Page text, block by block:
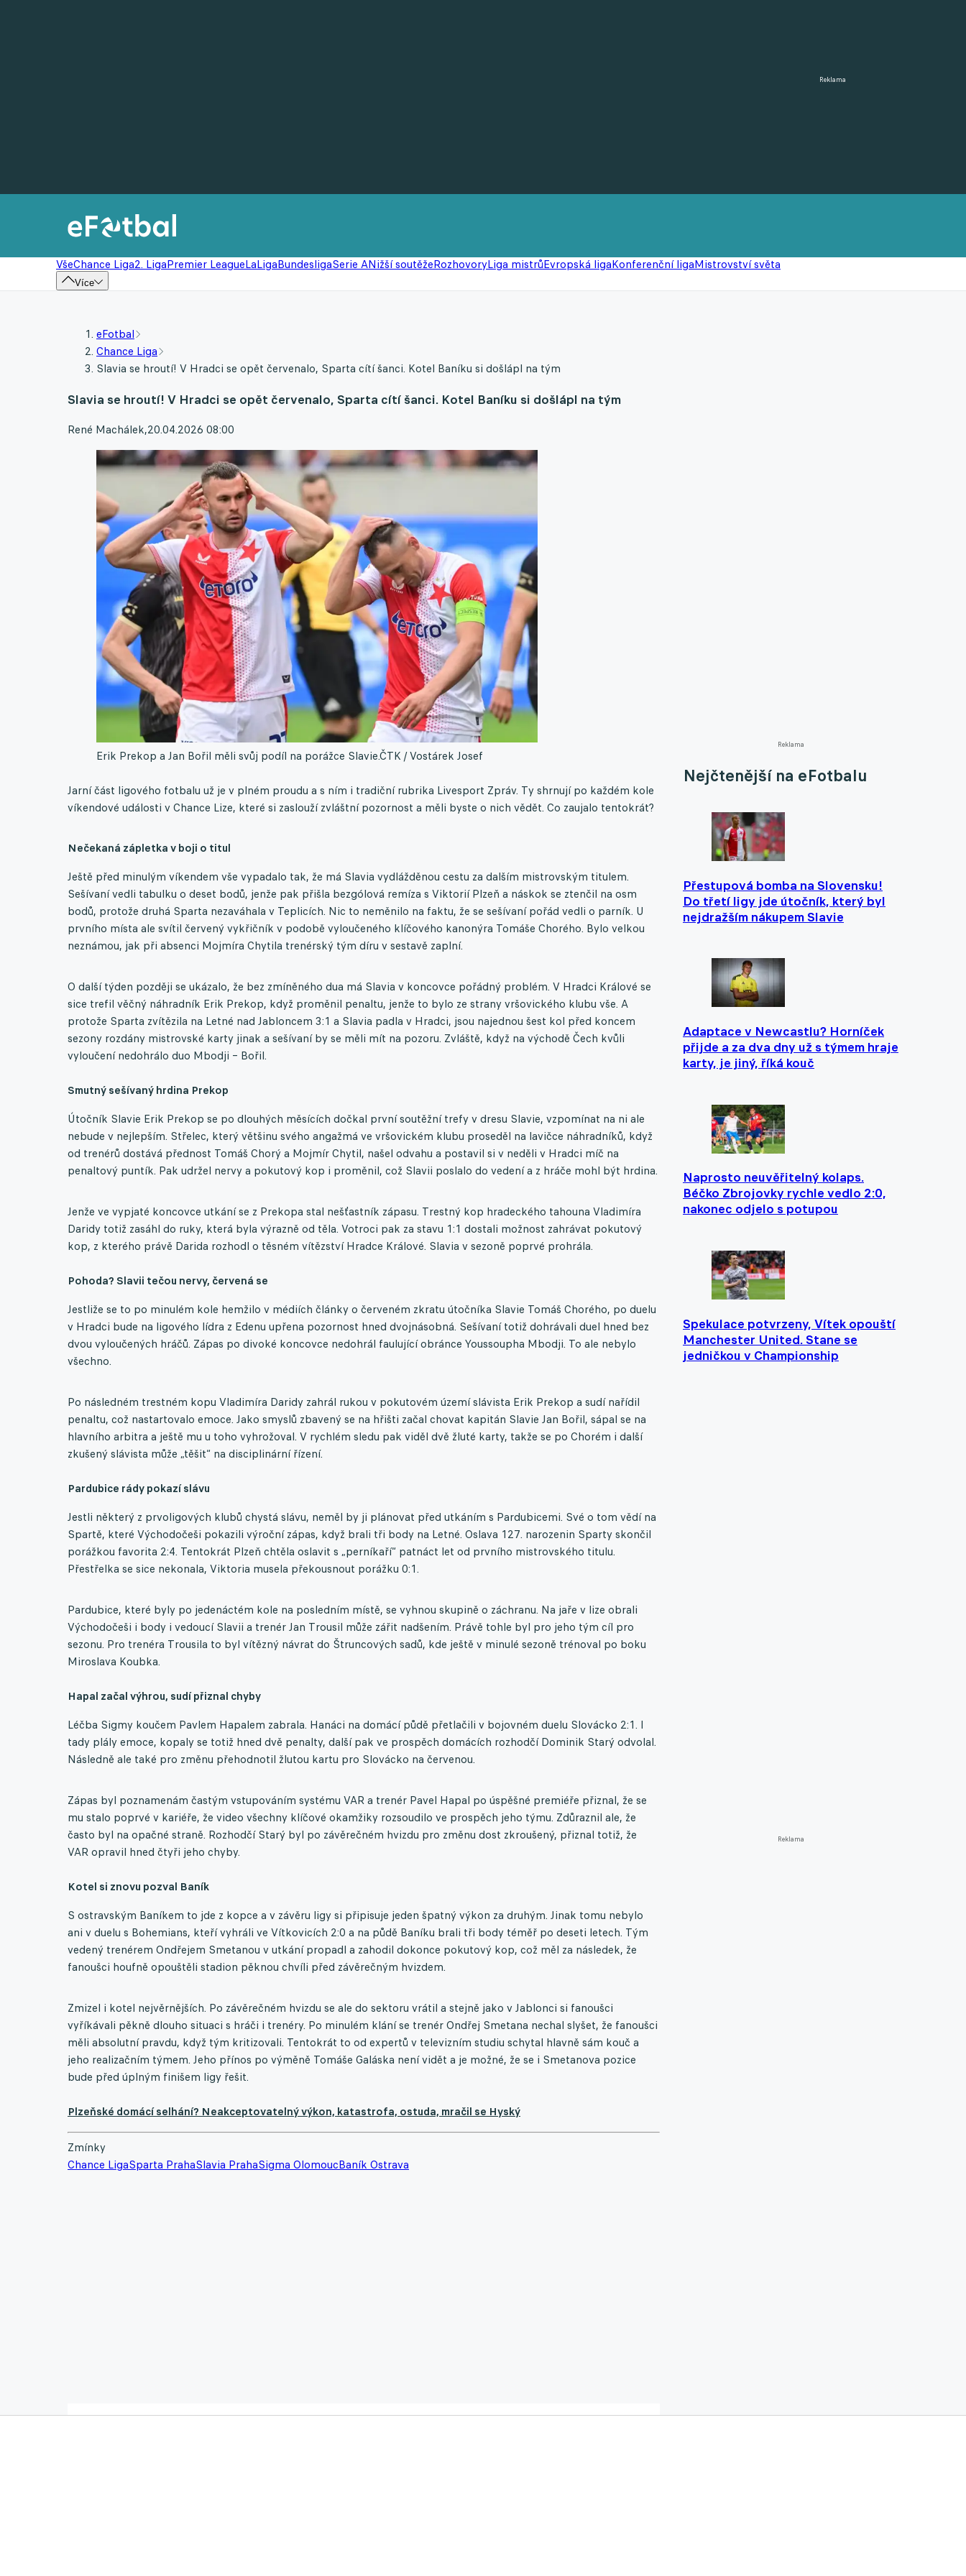
Reklama
VšeChance Liga2. LigaPremier LeagueLaLigaBundesligaSerie ANižší soutěžeRozhovoryLiga mistrůEvropská ligaKonferenční ligaMistrovství světa
Více
Reklama
Nejčtenější na eFotbalu
Přestupová bomba na Slovensku!
Do třetí ligy jde útočník, který byl
nejdražším nákupem Slavie
Adaptace v Newcastlu? Horníček
přijde a za dva dny už s týmem hraje
karty, je jiný, říká kouč
Naprosto neuvěřitelný kolaps.
Béčko Zbrojovky rychle vedlo 2:0,
nakonec odjelo s potupou
Spekulace potvrzeny, Vítek opouští
Manchester United. Stane se
jedničkou v Championship
Reklama
eFotbal
Chance Liga
Slavia se hroutí! V Hradci se opět červenalo, Sparta cítí šanci. Kotel Baníku si došlápl na tým
Slavia se hroutí! V Hradci se opět červenalo, Sparta cítí šanci. Kotel Baníku si došlápl na tým
René Machálek,20.04.2026 08:00
Erik Prekop a Jan Bořil měli svůj podíl na porážce Slavie.ČTK / Vostárek Josef
Jarní část ligového fotbalu už je v plném proudu a s ním i tradiční rubrika Livesport Zpráv. Ty shrnují po každém kole
víkendové události v Chance Lize, které si zaslouží zvláštní pozornost a měli byste o nich vědět. Co zaujalo tentokrát?
Nečekaná zápletka v boji o titul
Ještě před minulým víkendem vše vypadalo tak, že má Slavia vydlážděnou cestu za dalším mistrovským titulem.
Sešívaní vedli tabulku o deset bodů, jenže pak přišla bezgólová remíza s Viktorií Plzeň a náskok se ztenčil na osm
bodů, protože druhá Sparta nezaváhala v Teplicích. Nic to neměnilo na faktu, že se sešívaní pořád vedli o parník. U
prvního místa ale svítil červený vykřičník v podobě vyloučeného klíčového kanonýra Tomáše Chorého. Bylo velkou
neznámou, jak při absenci Mojmíra Chytila trenérský tým díru v sestavě zaplní.
O další týden později se ukázalo, že bez zmíněného dua má Slavia v koncovce pořádný problém. V Hradci Králové se
sice trefil věčný náhradník Erik Prekop, když proměnil penaltu, jenže to bylo ze strany vršovického klubu vše. A
protože Sparta zvítězila na Letné nad Jabloncem 3:1 a Slavia padla v Hradci, jsou najednou šest kol před koncem
sezony rozdány mistrovské karty jinak a sešívaní by se měli mít na pozoru. Zvláště, když na východě Čech kvůli
vyloučení nedohrálo duo Mbodji – Bořil.
Smutný sešívaný hrdina Prekop
Útočník Slavie Erik Prekop se po dlouhých měsících dočkal první soutěžní trefy v dresu Slavie, vzpomínat na ni ale
nebude v nejlepším. Střelec, který většinu svého angažmá ve vršovickém klubu proseděl na lavičce náhradníků, když
od trenérů dostává přednost Tomáš Chorý a Mojmír Chytil, našel odvahu a postavil si v neděli v Hradci míč na
penaltový puntík. Pak udržel nervy a pokutový kop i proměnil, což Slavii poslalo do vedení a z hráče mohl být hrdina.
Jenže ve vypjaté koncovce utkání se z Prekopa stal nešťastník zápasu. Trestný kop hradeckého tahouna Vladimíra
Daridy totiž zasáhl do ruky, která byla výrazně od těla. Votroci pak za stavu 1:1 dostali možnost zahrávat pokutový
kop, z kterého právě Darida rozhodl o těsném vítězství Hradce Králové. Slavia v sezoně poprvé prohrála.
Pohoda? Slavii tečou nervy, červená se
Jestliže se to po minulém kole hemžilo v médiích články o červeném zkratu útočníka Slavie Tomáš Chorého, po duelu
v Hradci bude na ligového lídra z Edenu upřena pozornost hned dvojnásobná. Sešívaní totiž dohrávali duel hned bez
dvou vyloučených hráčů. Zápas po divoké koncovce nedohrál faulující obránce Youssoupha Mbodji. To ale nebylo
všechno.
Po následném trestném kopu Vladimíra Daridy zahrál rukou v pokutovém území slávista Erik Prekop a sudí nařídil
penaltu, což nastartovalo emoce. Jako smyslů zbavený se na hřišti začal chovat kapitán Slavie Jan Bořil, sápal se na
hlavního arbitra a ještě mu u toho vyhrožoval. V rychlém sledu pak viděl dvě žluté karty, takže se po Chorém i další
zkušený slávista může „těšit“ na disciplinární řízení.
Pardubice rády pokazí slávu
Jestli některý z prvoligových klubů chystá slávu, neměl by ji plánovat před utkáním s Pardubicemi. Své o tom vědí na
Spartě, které Východočeši pokazili výroční zápas, když brali tři body na Letné. Oslava 127. narozenin Sparty skončil
porážkou favorita 2:4. Tentokrát Plzeň chtěla oslavit s „perníkaří“ patnáct let od prvního mistrovského titulu.
Přestřelka se sice nekonala, Viktoria musela překousnout porážku 0:1.
Pardubice, které byly po jedenáctém kole na posledním místě, se vyhnou skupině o záchranu. Na jaře v lize obrali
Východočeši i body i vedoucí Slavii a trenér Jan Trousil může zářit nadšením. Právě tohle byl pro jeho tým cíl pro
sezonu. Pro trenéra Trousila to byl vítězný návrat do Štruncových sadů, kde ještě v minulé sezoně trénoval po boku
Miroslava Koubka.
Hapal začal výhrou, sudí přiznal chyby
Léčba Sigmy koučem Pavlem Hapalem zabrala. Hanáci na domácí půdě přetlačili v bojovném duelu Slovácko 2:1. I
tady plály emoce, kopaly se totiž hned dvě penalty, další pak ve prospěch domácích rozhodčí Dominik Starý odvolal.
Následně ale také pro změnu přehodnotil žlutou kartu pro Slovácko na červenou.
Zápas byl poznamenám častým vstupováním systému VAR a trenér Pavel Hapal po úspěšné premiéře přiznal, že se
mu stalo poprvé v kariéře, že video všechny klíčové okamžiky rozsoudilo ve prospěch jeho týmu. Zdůraznil ale, že
často byl na opačné straně. Rozhodčí Starý byl po závěrečném hvizdu pro změnu dost zkroušený, přiznal totiž, že
VAR opravil hned čtyři jeho chyby.
Kotel si znovu pozval Baník
S ostravským Baníkem to jde z kopce a v závěru ligy si připisuje jeden špatný výkon za druhým. Jinak tomu nebylo
ani v duelu s Bohemians, kteří vyhráli ve Vítkovicích 2:0 a na půdě Baníku brali tři body téměř po deseti letech. Tým
vedený trenérem Ondřejem Smetanou v utkání propadl a zahodil dokonce pokutový kop, což měl za následek, že
fanoušci houfně opouštěli stadion pěknou chvíli před závěrečným hvizdem.
Zmizel i kotel nejvěrnějších. Po závěrečném hvizdu se ale do sektoru vrátil a stejně jako v Jablonci si fanoušci
vyříkávali pěkně dlouho situaci s hráči i trenéry. Po minulém klání se trenér Ondřej Smetana nechal slyšet, že fanoušci
měli absolutní pravdu, když tým kritizovali. Tentokrát to od expertů v televizním studiu schytal hlavně sám kouč a
jeho realizačním týmem. Jeho přínos po výměně Tomáše Galáska není vidět a je možné, že se i Smetanova pozice
bude před úplným finišem ligy řešit.
Plzeňské domácí selhání? Neakceptovatelný výkon, katastrofa, ostuda, mračil se Hyský
Zmínky
Chance LigaSparta PrahaSlavia PrahaSigma OlomoucBaník Ostrava